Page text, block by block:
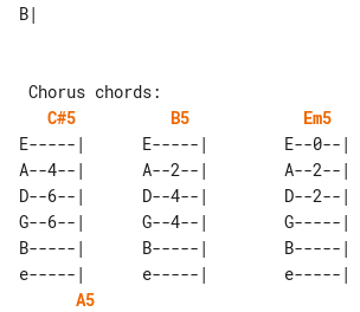
B|
C#5
B5
Em5
E-----|      E-----|        E--0--|
A--4--|      A--2--|        A--2--|
D--6--|      D--4--|        D--2--|
G--6--|      G--4--|        G-----|
B-----|      B-----|        B-----|
e-----|      e-----|        e-----|
A5